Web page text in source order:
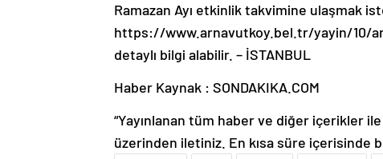
Ramazan Ayı etkinlik takvimine ulaşmak
https://www.arnavutkoy.bel.tr/yayin/10/
detaylı bilgi alabilir. – İSTANBUL
Haber Kaynak : SONDAKIKA.COM
“Yayınlanan tüm haber ve diğer içerikler
üzerinden iletiniz. En kısa süre içerisinde